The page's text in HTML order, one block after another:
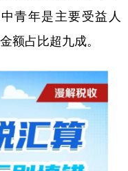
云南 西藏
青海 宁夏
龙江
عربى
青年是主要受益人
额占比超九成。